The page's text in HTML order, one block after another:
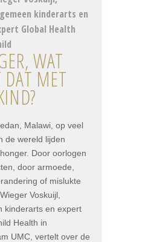
kinderarts en
Global Health
WAT
DAT MET
Malawi, op veel
de wereld lijden
Door oorlogen
door armoede,
of mislukte
Voskuijl,
kinderarts en expert
Health in
UMC, vertelt over de